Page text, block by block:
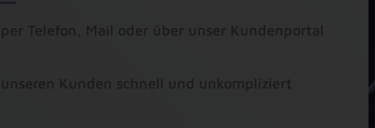
Telefon, Mail oder über unser Kundenportal
unseren Kunden schnell und unkompliziert